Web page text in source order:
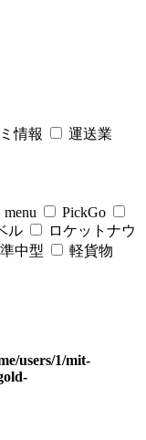
情報 運送業
menu
PickGo
ル
ロケットナウ
準中型 軽貨物
users/1/mit-